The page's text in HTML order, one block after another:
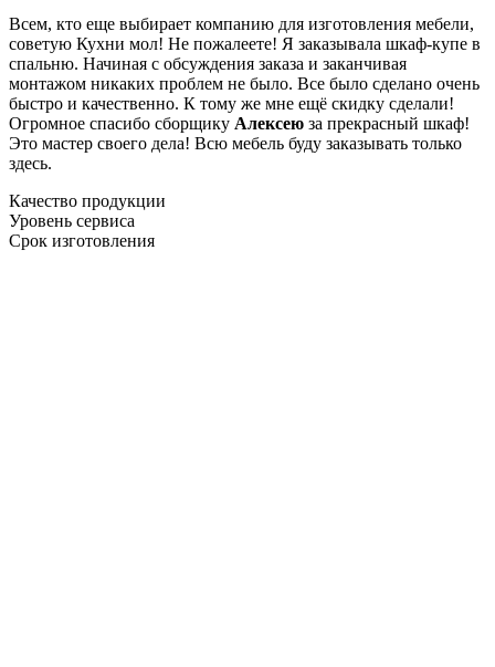
Всем, кто еще выбирает компанию для изготовления мебели,
советую Кухни мол! Не пожалеете! Я заказывала шкаф-купе в
спальню. Начиная с обсуждения заказа и заканчивая
монтажом никаких проблем не было. Все было сделано очень
быстро и качественно. К тому же мне ещё скидку сделали!
Огромное спасибо сборщику Алексею за прекрасный шкаф!
Это мастер своего дела! Всю мебель буду заказывать только
здесь.
Качество продукции
Уровень сервиса
Срок изготовления